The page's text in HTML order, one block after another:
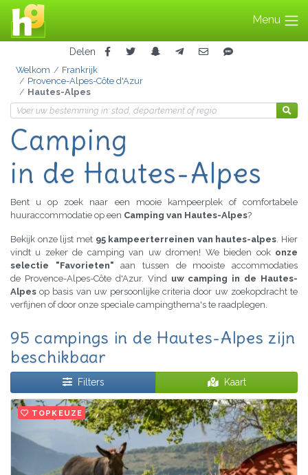
Menu
Delen
Welkom
Frankrijk
Provence-Alpes-Côte d'Azur
Hautes-Alpes
Camping
in de Hautes-Alpes
Bent u op zoek naar een mooie kampeerplek of comfortabele
huuraccommodatie op een Camping van Hautes-Alpes?
Bekijk onze lijst met 95 kampeerterreinen van hautes-alpes. Hier
vindt u zeker de camping van uw dromen! We bieden ook onze
selectie "Favorieten" aan tussen de mooiste accommodaties
de Provence-Alpes-Côte d'Azur. Vind uw camping in de Hautes-
Alpes op basis van uw persoonlijke criteria door uw zoekopdracht te
verfijnen of door onze speciale campingthema's te raadplegen.
95 campings in de Hautes-Alpes zijn
beschikbaar
Filters Kaart
TOPKEUZE